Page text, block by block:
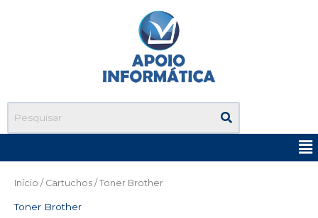
Início / Cartuchos / Toner Brother
Toner Brother